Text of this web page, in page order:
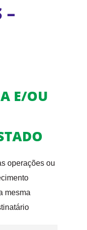
–
E/OU
operações ou
mesma